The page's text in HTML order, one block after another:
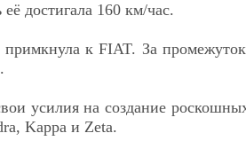
её достигала 160 км/час.
к FIAT. За
усилия на создание
Kappa и Zeta.